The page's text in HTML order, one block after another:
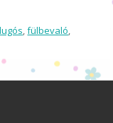
,fülbevaló,